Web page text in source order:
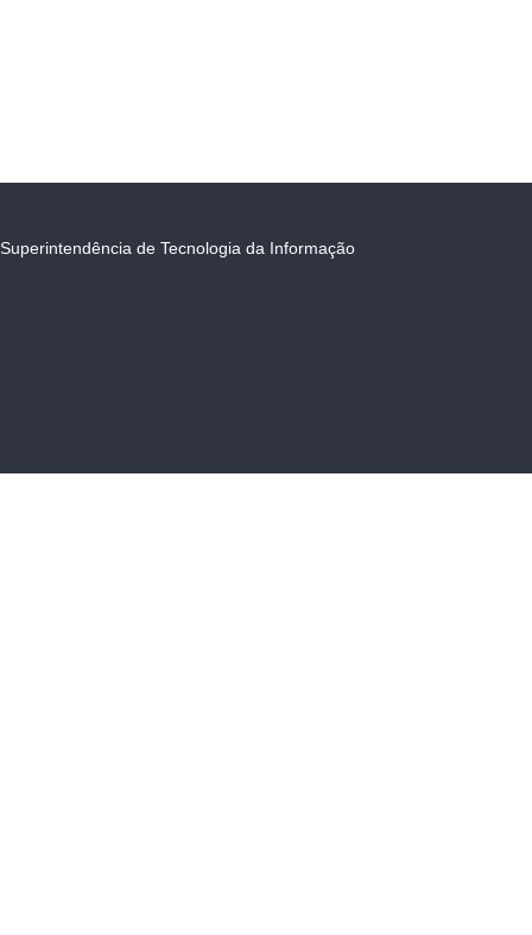
Superintendência de Tecnologia da Informação